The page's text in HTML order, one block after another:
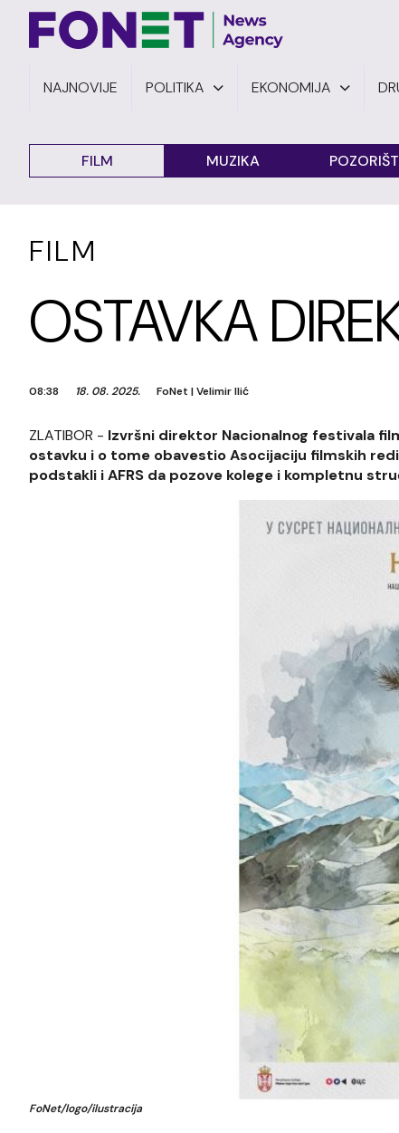
NAJNOVIJE POLITIKA EKONOMIJA
FILM MUZIKA
FILM
OSTAVKA
08:38 18. 08. 2025. FoNet |Velimir Ilić
ZLATIBOR - Izvršni direktor Nacionalnog festivala
ostavku i o tome obavestio Asocijaciju filmskih
podstakli i AFRS da pozove kolege i kompletnu
FoNet/logo/ilustracija